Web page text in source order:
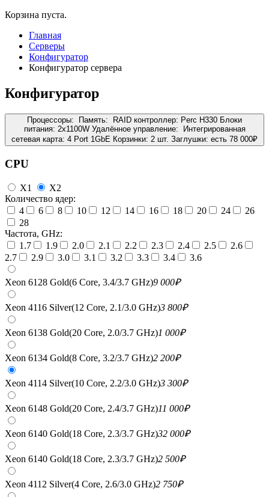
Корзина пуста.
Главная
Серверы
Конфигуратор
Конфигуратор сервера
Конфигуратор
Процессоры: Память: RAID контроллер: Perc H330 Блоки
питания: 2x1100W Удалённое управление:
Интегрированная
сетевая карта: 4 Port 1GbE Корзинки: 2 шт. Заглушки: есть 78 000₽
CPU
X1
X2
Количество ядер:
4
6 8 10 12 14 16 18 20 24
26
28
Частота, GHz:
1.7
1.9 2.0 2.1 2.2 2.3 2.4 2.5
2.6
2.7
2.9 3.0 3.1 3.2 3.3 3.4 3.6
Xeon 6128 Gold(6 Core, 3.4/3.7 GHz)9 000₽
Xeon 4116 Silver(12 Core, 2.1/3.0 GHz)3 800₽
Xeon 6138 Gold(20 Core, 2.0/3.7 GHz)1 000₽
Xeon 6134 Gold(8 Core, 3.2/3.7 GHz)2 200₽
Xeon 4114 Silver(10 Core, 2.2/3.0 GHz)3 300₽
Xeon 6148 Gold(20 Core, 2.4/3.7 GHz)11 000₽
Xeon 6140 Gold(18 Core, 2.3/3.7 GHz)32 000₽
Xeon 6140 Gold(18 Core, 2.3/3.7 GHz)2 500₽
Xeon 4112 Silver(4 Core, 2.6/3.0 GHz)2 750₽